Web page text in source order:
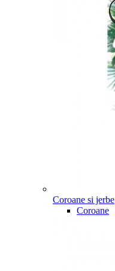
Coroane si jerbe
Coroane